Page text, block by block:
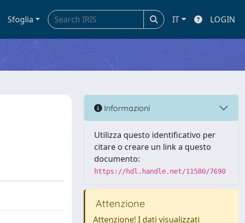
Sfoglia IT LOGIN
Informazioni
Utilizza questo identificativo per
citare o creare un link a questo
documento:
https://hdl.handle.net/11580/7690
Attenzione
Attenzione! I dati visualizzati